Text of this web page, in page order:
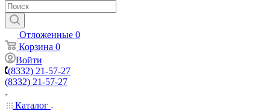
Отложенные 0
Корзина 0
Войти
(8332) 21-57-27
(8332) 21-57-27
Каталог